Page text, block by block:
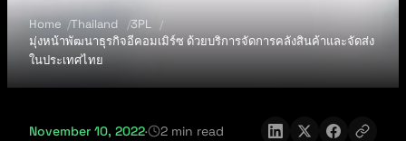
Home Thailand
3PL
มุ่งหน้าพัฒนาธุรกิจอีคอมเมิร์ซ ด้วยบริการจัดการคลังสินค้าและจัดส่ง
ในประเทศไทย
November 10, 2022· 2 min read